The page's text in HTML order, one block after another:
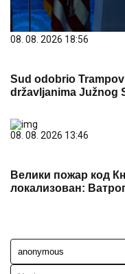
08. 08. 2026 18:56
Sud odobrio
državljanima Južnog
08. 08. 2026 13:46
Велики пожар код
локализован: